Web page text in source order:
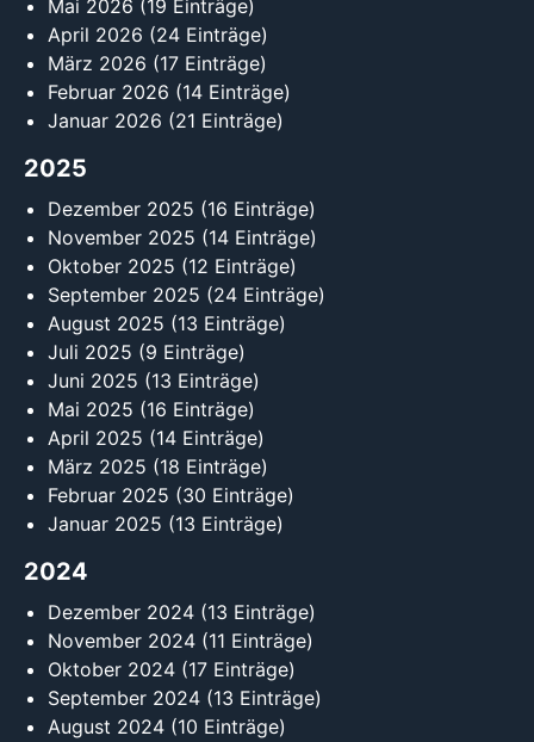
Mai 2026 (19 Einträge)
April 2026 (24 Einträge)
März 2026 (17 Einträge)
Februar 2026 (14 Einträge)
Januar 2026 (21 Einträge)
2025
Dezember 2025 (16 Einträge)
November 2025 (14 Einträge)
Oktober 2025 (12 Einträge)
September 2025 (24 Einträge)
August 2025 (13 Einträge)
Juli 2025 (9 Einträge)
Juni 2025 (13 Einträge)
Mai 2025 (16 Einträge)
April 2025 (14 Einträge)
März 2025 (18 Einträge)
Februar 2025 (30 Einträge)
Januar 2025 (13 Einträge)
2024
Dezember 2024 (13 Einträge)
November 2024 (11 Einträge)
Oktober 2024 (17 Einträge)
September 2024 (13 Einträge)
August 2024 (10 Einträge)